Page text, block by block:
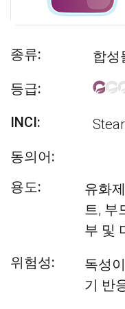
종류:
합성
등급:
INCI:
동의어:
용도:
유화
트, 부
부 및
위험성:
독성
기 반